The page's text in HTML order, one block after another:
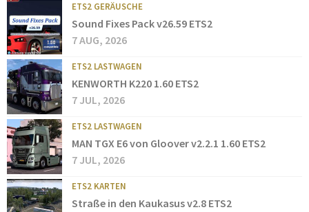
ETS2 GERÄUSCHE
Sound Fixes Pack v26.59 ETS2
7 AUG, 2026
ETS2 LASTWAGEN
KENWORTH K220 1.60 ETS2
7 JUL, 2026
ETS2 LASTWAGEN
MAN TGX E6 von Gloover v2.2.1 1.60 ETS2
7 JUL, 2026
ETS2 KARTEN
Straße in den Kaukasus v2.8 ETS2